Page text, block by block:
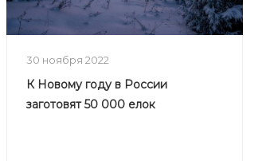
30 ноября 2022
К Новому году в России
заготовят 50 000 елок